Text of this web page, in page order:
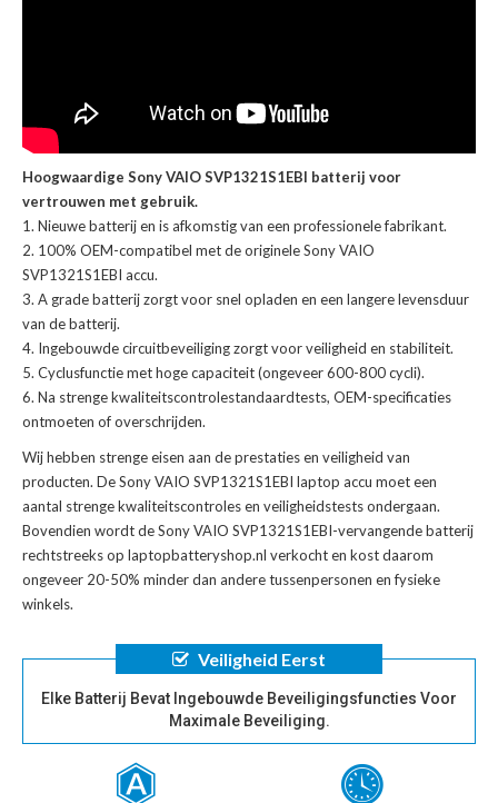
Hoogwaardige Sony VAIO SVP1321S1EBI batterij voor
vertrouwen met gebruik.
Nieuwe batterij en is afkomstig van een professionele fabrikant.
100% OEM-compatibel met deoriginele Sony VAIO
SVP1321S1EBI accu.
A grade batterij zorgt voor snel opladen en een langere levensduur
van de batterij.
Ingebouwde circuitbeveiliging zorgt voor veiligheid en stabiliteit.
Cyclusfunctie met hoge capaciteit (ongeveer 600-800 cycli).
Na strenge kwaliteitscontrolestandaardtests, OEM-specificaties
ontmoeten of overschrijden.
Wij hebben strenge eisen aan de prestaties en veiligheid van
producten. DeSony VAIO SVP1321S1EBI laptop accu moet een
aantal strenge kwaliteitscontroles en veiligheidstests ondergaan.
Bovendien wordt deSony VAIO SVP1321S1EBI-vervangende batterij
rechtstreeks op laptopbatteryshop.nl verkocht en kost daarom
ongeveer 20-50% minder dan andere tussenpersonen en fysieke
winkels.
Veiligheid Eerst
Elke Batterij Bevat Ingebouwde Beveiligingsfuncties Voor
Maximale Beveiliging.